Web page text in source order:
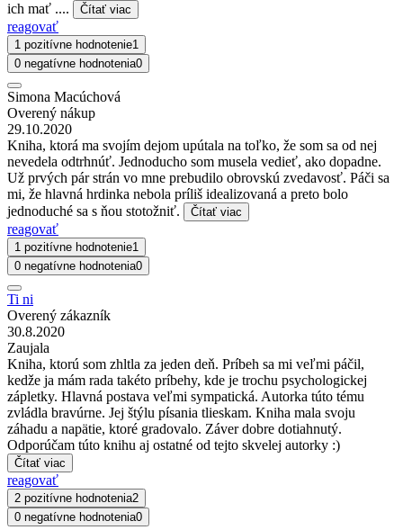
ich mať ....
Čítať viac
reagovať
1 pozitívne hodnotenie1
0 negatívne hodnotenia0
Simona Macúchová
Overený nákup
29.10.2020
Kniha, ktorá ma svojím dejom upútala na toľko, že som sa od nej
nevedela odtrhnúť. Jednoducho som musela vedieť, ako dopadne.
Už prvých pár strán vo mne prebudilo obrovskú zvedavosť. Páči sa
mi, že hlavná hrdinka nebola príliš idealizovaná a preto bolo
jednoduché sa s ňou stotožniť.
Čítať viac
reagovať
1 pozitívne hodnotenie1
0 negatívne hodnotenia0
Ti ni
Overený zákazník
30.8.2020
Zaujala
Kniha, ktorú som zhltla za jeden deň. Príbeh sa mi veľmi páčil,
kedže ja mám rada takéto príbehy, kde je trochu psychologickej
zápletky. Hlavná postava veľmi sympatická. Autorka túto tému
zvládla bravúrne. Jej štýlu písania tlieskam. Kniha mala svoju
záhadu a napätie, ktoré gradovalo. Záver dobre dotiahnutý.
Odporúčam túto knihu aj ostatné od tejto skvelej autorky :)
Čítať viac
reagovať
2 pozitívne hodnotenia2
0 negatívne hodnotenia0